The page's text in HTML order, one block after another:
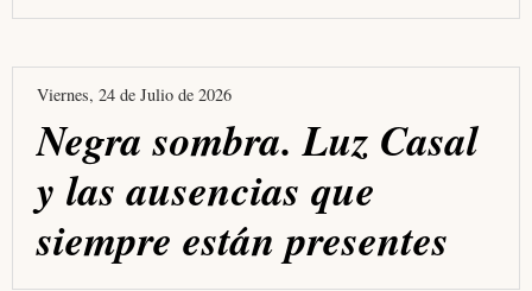
Viernes, 24 de Julio de 2026
Negra sombra. Luz Casal
y las ausencias que
siempre están presentes